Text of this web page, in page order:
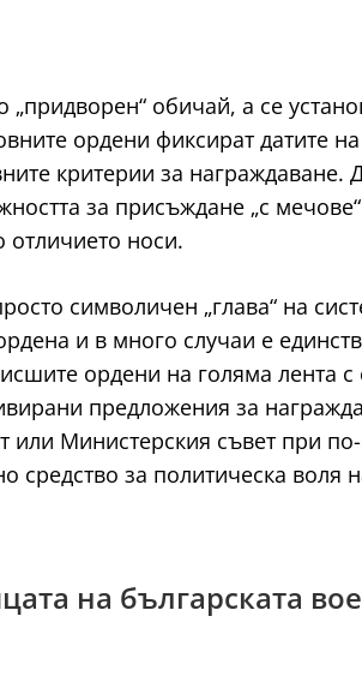
обичай, а се
ордени фиксират датите
критерии за
за присъждане „с
отличието носи.
символичен „глава“ на
и в много случаи е
ордени на голяма лента
предложения за
Министерския съвет при
за политическа воля
на българската